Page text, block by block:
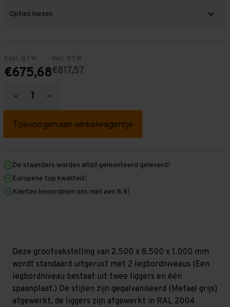
Excl. BTW
€675,68
Incl. BTW
€817,57
Hoeveelheid
verlagen
Grootvakstelling
mm
mm
x
1.000
mm
Hoeveelheid
verhogen
Grootvakstelling
mm
mm
1.000
mm
De staanders worden altijd gemonteerd geleverd!
Europese top kwaliteit!
Klanten beoordelen ons met een 8,9!
Deze grootvakstelling van 2.500 x 8.500 x 1.000 mm
wordt standaard uitgerust met 2 legbordniveaus (Een
legbordniveau bestaat uit twee liggers en één
spaanplaat.) De stijlen zijn gegalvaniseerd (Metaal grijs)
afgewerkt, de liggers zijn afgewerkt in RAL 2004